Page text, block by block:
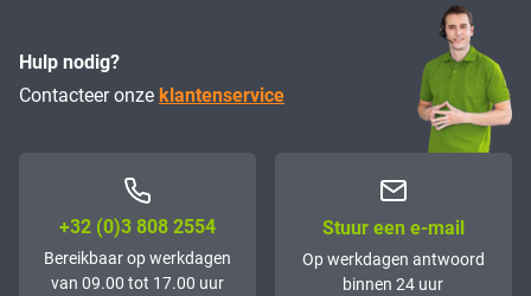
Hulp nodig?
Contacteer onze klantenservice
+32 (0)3 808 2554
Bereikbaar op werkdagen
van 09.00 tot 17.00 uur
Stuur een e-mail
Op werkdagen antwoord
binnen 24 uur